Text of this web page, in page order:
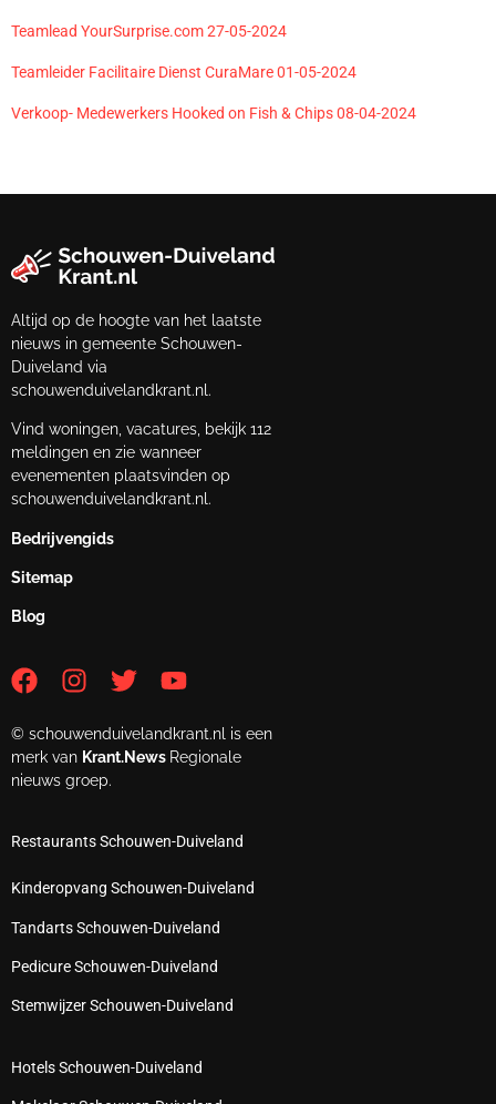
Teamlead YourSurprise.com 27-05-2024
Teamleider Facilitaire Dienst CuraMare 01-05-2024
Verkoop- Medewerkers Hooked on Fish & Chips 08-04-2024
Altijd op de hoogte van het laatste
nieuws in gemeente Schouwen-
Duiveland via
schouwenduivelandkrant.nl.
Vind woningen, vacatures, bekijk 112
meldingen en zie wanneer
evenementen plaatsvinden op
schouwenduivelandkrant.nl.
Bedrijvengids
Sitemap
Blog
© schouwenduivelandkrant.nl is een
merk van Krant.News Regionale
nieuws groep.
Restaurants Schouwen-Duiveland
Kinderopvang Schouwen-Duiveland
Tandarts Schouwen-Duiveland
Pedicure Schouwen-Duiveland
Stemwijzer Schouwen-Duiveland
Hotels Schouwen-Duiveland